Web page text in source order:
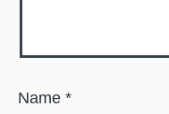
Name *